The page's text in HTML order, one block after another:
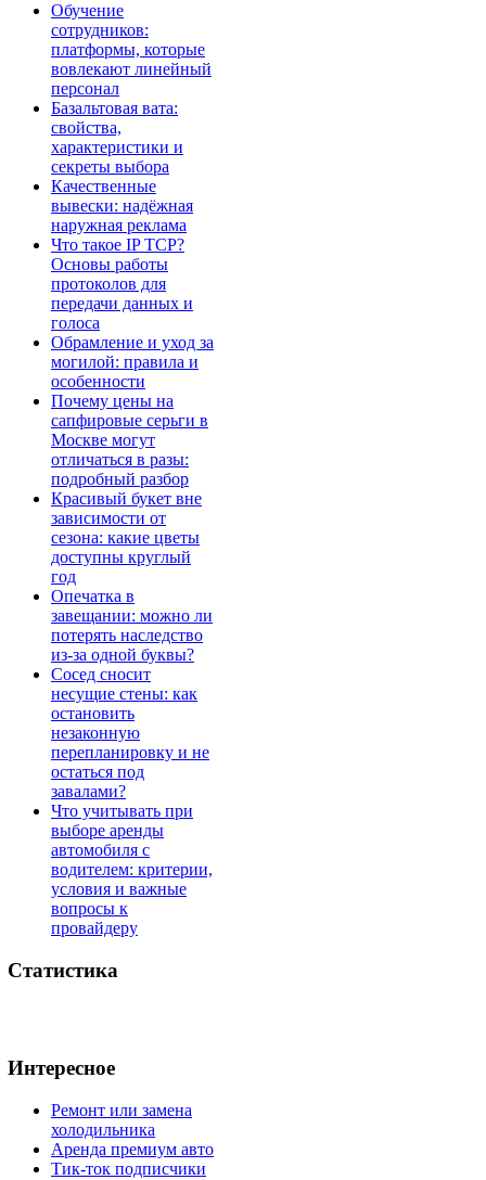
Обучение
сотрудников:
платформы, которые
вовлекают линейный
персонал
Базальтовая вата:
свойства,
характеристики и
секреты выбора
Качественные
вывески: надёжная
наружная реклама
Что такое IP TCP?
Основы работы
протоколов для
передачи данных и
голоса
Обрамление и уход за
могилой: правила и
особенности
Почему цены на
сапфировые серьги в
Москве могут
отличаться в разы:
подробный разбор
Красивый букет вне
зависимости от
сезона: какие цветы
доступны круглый
год
Опечатка в
завещании: можно ли
потерять наследство
из-за одной буквы?
Сосед сносит
несущие стены: как
остановить
незаконную
перепланировку и не
остаться под
завалами?
Что учитывать при
выборе аренды
автомобиля с
водителем: критерии,
условия и важные
вопросы к
провайдеру
Статистика
Интересное
Ремонт или замена
холодильника
Аренда премиум авто
Тик-ток подписчики